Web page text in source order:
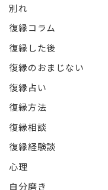
別れ
復縁コラム
復縁した後
復縁のおまじない
復縁占い
復縁方法
復縁相談
復縁経験談
心理
自分磨き